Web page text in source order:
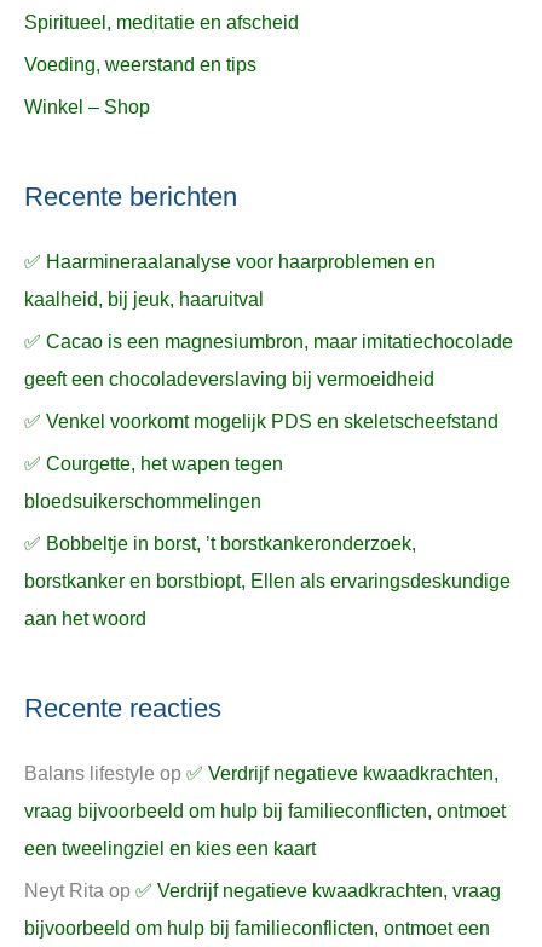
Spiritueel, meditatie en afscheid
Voeding, weerstand en tips
Winkel – Shop
Recente berichten
✅ Haarmineraalanalyse voor haarproblemen en
kaalheid, bij jeuk, haaruitval
✅ Cacao is een magnesiumbron, maar imitatiechocolade
geeft een chocoladeverslaving bij vermoeidheid
✅ Venkel voorkomt mogelijk PDS en skeletscheefstand
✅ Courgette, het wapen tegen
bloedsuikerschommelingen
✅ Bobbeltje in borst, ’t borstkankeronderzoek,
borstkanker en borstbiopt, Ellen als ervaringsdeskundige
aan het woord
Recente reacties
Balans lifestyle op ✅ Verdrijf negatieve kwaadkrachten,
vraag bijvoorbeeld om hulp bij familieconflicten, ontmoet
een tweelingziel en kies een kaart
Neyt Rita op ✅ Verdrijf negatieve kwaadkrachten, vraag
bijvoorbeeld om hulp bij familieconflicten, ontmoet een